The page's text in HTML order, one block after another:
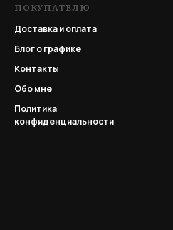
ПОКУПАТЕЛЮ
Доставка и оплата
Блог о графике
Контакты
Обо мне
Политика
конфиденциальности